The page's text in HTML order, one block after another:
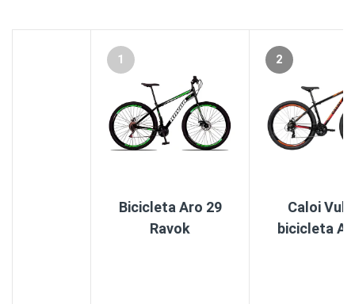
1
Bicicleta Aro 29
Ravok
2
Caloi
bicicleta